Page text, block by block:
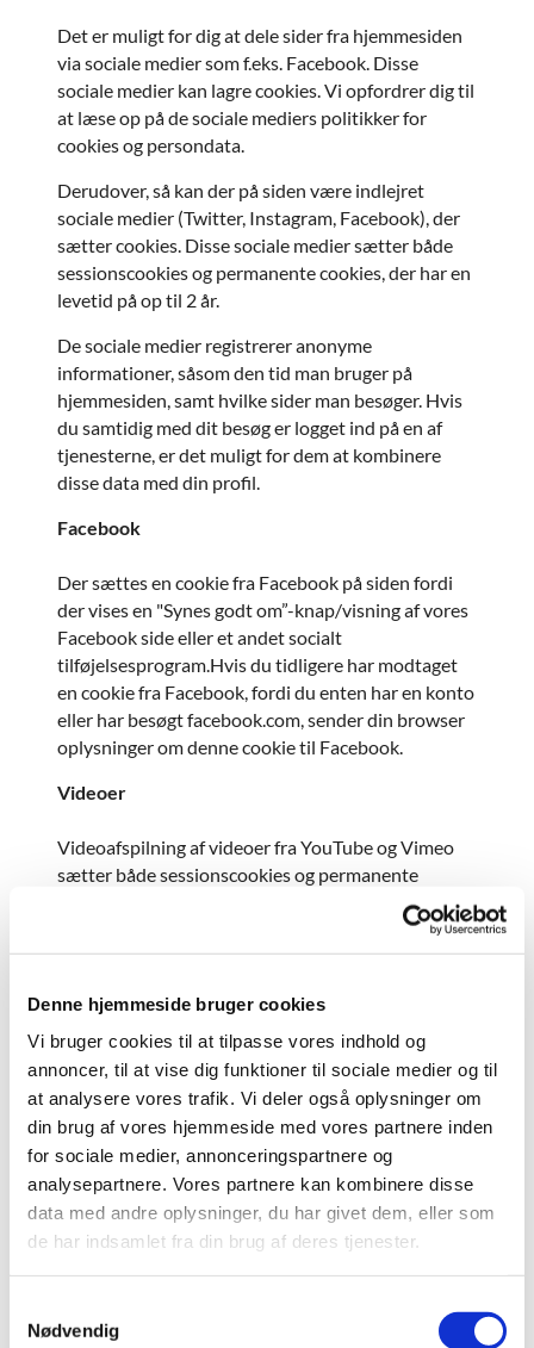
Denne hjemmeside bruger cookies
Vi bruger cookies til at tilpasse vores indhold og
annoncer, til at vise dig funktioner til sociale medier og til
at analysere vores trafik. Vi deler også oplysninger om
din brug af vores hjemmeside med vores partnere inden
for sociale medier, annonceringspartnere og
analysepartnere. Vores partnere kan kombinere disse
data med andre oplysninger, du har givet dem, eller som
de har indsamlet fra din brug af deres tjenester.
Nødvendig
Det er muligt for dig at dele sider fra hjemmesiden
via sociale medier som f.eks. Facebook. Disse
sociale medier kan lagre cookies. Vi opfordrer dig til
at læse op på de sociale mediers politikker for
cookies og persondata.
Derudover, så kan der på siden være indlejret
sociale medier (Twitter, Instagram, Facebook), der
sætter cookies. Disse sociale medier sætter både
sessionscookies og permanente cookies, der har en
levetid på op til 2 år.
De sociale medier registrerer anonyme
informationer, såsom den tid man bruger på
hjemmesiden, samt hvilke sider man besøger. Hvis
du samtidig med dit besøg er logget ind på en af
tjenesterne, er det muligt for dem at kombinere
disse data med din profil.
Facebook
Der sættes en cookie fra Facebook på siden fordi
der vises en "Synes godt om”-knap/visning af vores
Facebook side eller et andet socialt
tilføjelsesprogram.Hvis du tidligere har modtaget
en cookie fra Facebook, fordi du enten har en konto
eller har besøgt facebook.com, sender din browser
oplysninger om denne cookie til Facebook.
Videoer
Videoafspilning af videoer fra YouTube og Vimeo
sætter både sessionscookies og permanente
på fingeraftryk-ikonet for at afvise eller tillade de
cookies der aktiveres på siden.
Du kan afvise brugen af cookies på din enhed ved at
ændre indstillingerne i din browser:
Internet Explorer
Mozilla Firefox
Opera